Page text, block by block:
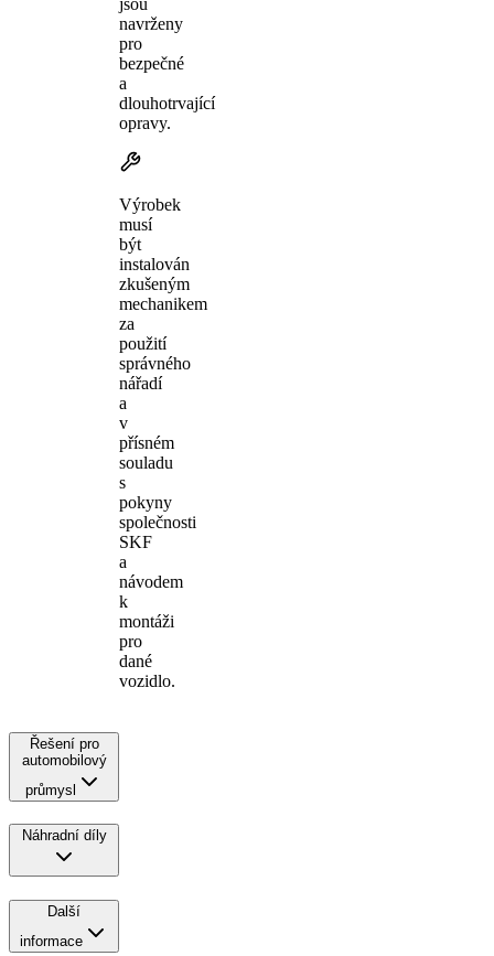
navrženy
pro
bezpečné
a
dlouhotrvající
opravy.
Výrobek
musí
být
instalován
zkušeným
mechanikem
za
použití
správného
nářadí
a
v
přísném
souladu
s
pokyny
společnosti
SKF
a
návodem
k
montáži
pro
dané
vozidlo.
Řešení pro
automobilový
průmysl
Náhradní díly
Další
informace